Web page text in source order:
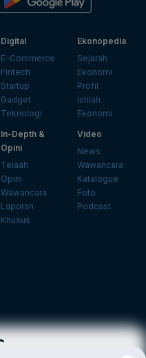
Digital
E-Commerce
Fintech
Startup
Gadget
Teknologi
Ekonopedia
Sejarah
Ekonomi
Profil
Istilah
Ekonomi
In-Depth &
Opini
Telaah
Opini
Wawancara
Laporan
Khusus
Video
News
Wawancara
Katalogue
Foto
Podcast